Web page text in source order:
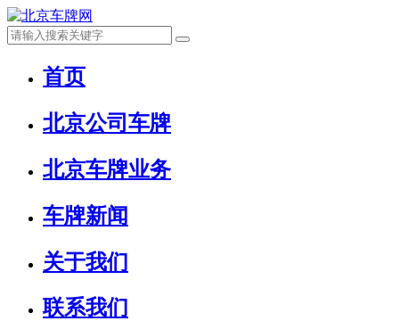
首页
北京公司车牌
北京车牌业务
车牌新闻
关于我们
联系我们